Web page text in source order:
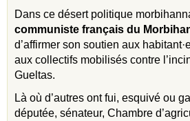
Dans ce désert politique
communiste français du
d’affirmer son soutien aux
aux collectifs mobilisés contre
Gueltas.
Là où d’autres ont fui, esquivé ou
députée, sénateur, Chambre